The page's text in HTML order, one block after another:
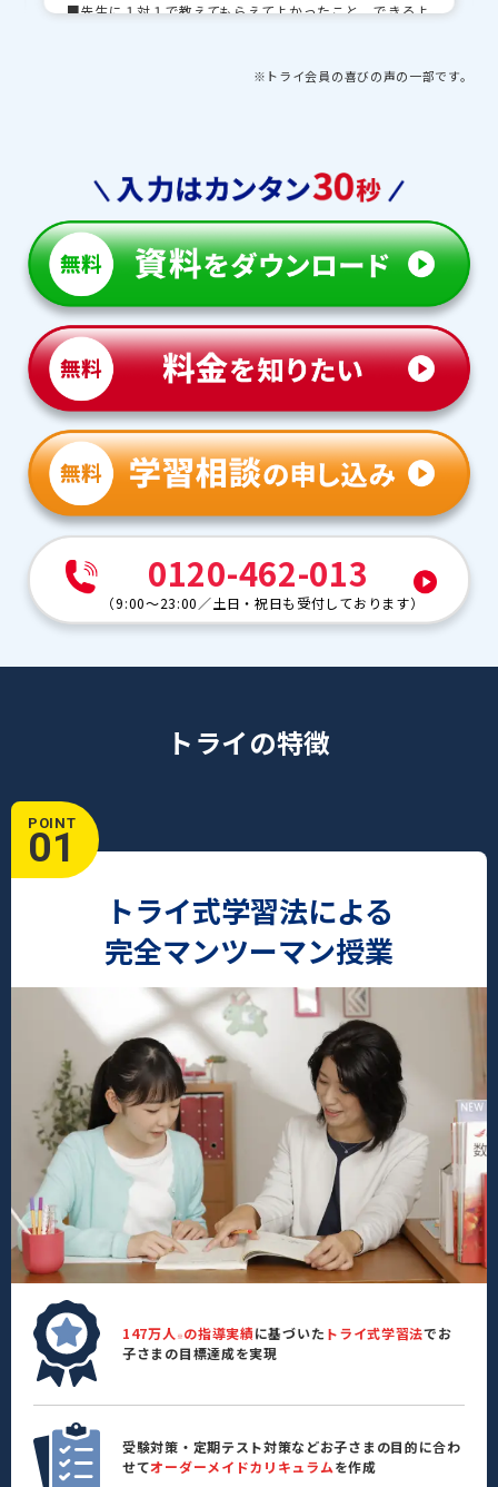
■先生に１対１で教えてもらえてよかったこと、できるよ
苦手で、質問したいときでもすぐに言えなかったのを1 対
■先生・教育プランナーとの思い出や印象的な出来事を
お互いに動物が好きで帰り際とかに動物の話になったり
して、そこで盛り上がれたり、受験前には励ましてくれた
りなどをしてくれたおかげで、モチベーションを上げら
れたり、笑顔を沢山作れたことがのが一番の思い出です。
■トライで授業以外にがんばったことを教えてください
面接対策で先生からのアドバイスを元に家でコツコツと
練習をしてこれたり、勉強のやり方などもアドバイスを
くれたのでそれも参考に勉強生活を改善していったこと
です。
※トライ会員の喜びの声の一部です。
0120-462-013
（9:00～23:00 ／土日・祝日も受付しております）
トライの特徴
POINT
01
トライ式学習法による
完全マンツーマン授業
147万人 ※ の指導実績に基づいた トライ式学習法でお
子さまの目標達成を実現
受験対策・定期テスト対策などお子さまの目的に合わ
せてオーダーメイドカリキュラムを作成